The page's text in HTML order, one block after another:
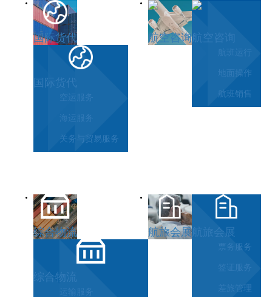
国际货代
国际货代
空运服务
海运服务
关务与贸易服务
航空咨询航空咨询
航班运行
地面操作
航班销售
综合物流
综合物流
运输服务
航旅会展航旅会展
票务服务
签证服务
差旅管理